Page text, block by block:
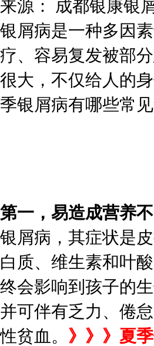
来源： 成都银康银
银屑病是一种多因
疗、容易复发被部
很大，不仅给人的
季银屑病有哪些常
第一，易造成营养
银屑病，其症状是
白质、维生素和叶
终会影响到孩子的
并可伴有乏力、倦
性贫血。 》》》夏